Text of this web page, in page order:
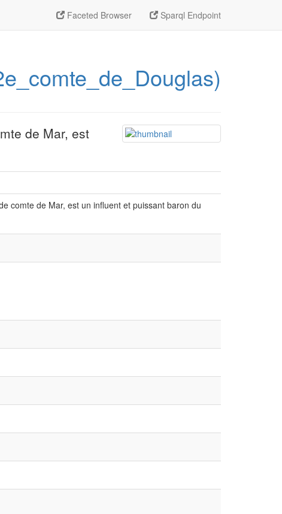
Faceted Browser Sparql Endpoint
de Mar, est
comte de Mar, est un influent et puissant baron du